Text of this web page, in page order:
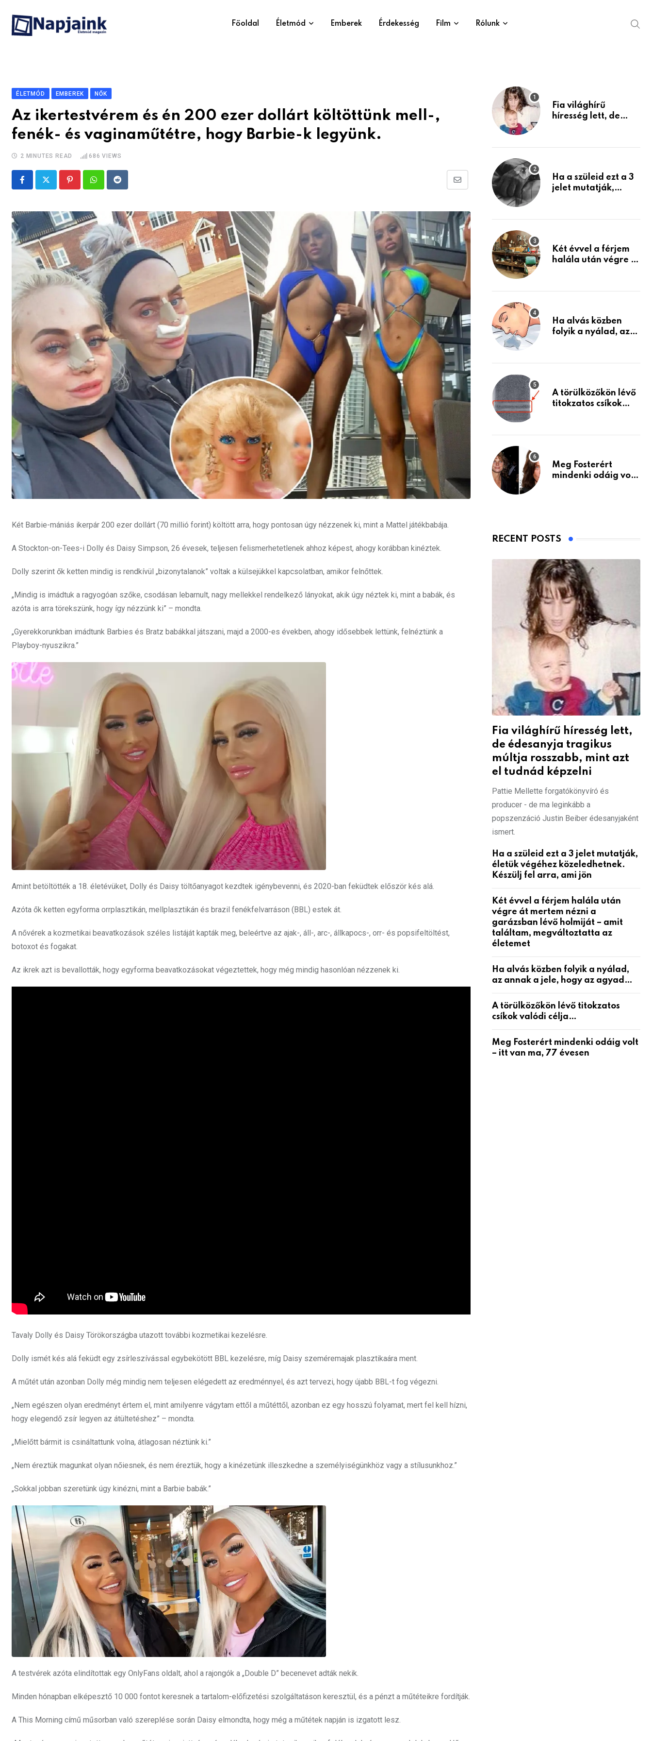
content
Főoldal Életmód Emberek Érdekesség Film Rólunk
ÉLETMÓD EMBEREK NŐK
Az ikertestvérem és én 200 ezer dollárt költöttünk mell-,
fenék- és vaginaműtétre, hogy Barbie-k legyünk.
2 MINUTES READ 686 VIEWS
PinterestWhatsappReddit
Share
Email
Két Barbie-mániás ikerpár 200 ezer dollárt (70 millió forint) költött arra, hogy pontosan úgy nézzenek ki, mint a Mattel játékbabája.
A Stockton-on-Tees-i Dolly és Daisy Simpson, 26 évesek, teljesen felismerhetetlenek ahhoz képest, ahogy korábban kinéztek.
Dolly szerint ők ketten mindig is rendkívül „bizonytalanok” voltak a külsejükkel kapcsolatban, amikor felnőttek.
„Mindig is imádtuk a ragyogóan szőke, csodásan lebarnult, nagy mellekkel rendelkező lányokat, akik úgy néztek ki, mint a babák, és
azóta is arra törekszünk, hogy így nézzünk ki” – mondta.
„Gyerekkorunkban imádtunk Barbies és Bratz babákkal játszani, majd a 2000-es években, ahogy idősebbek lettünk, felnéztünk a
Playboy-nyuszikra.”
Amint betöltötték a 18. életévüket, Dolly és Daisy töltőanyagot kezdtek igénybevenni, és 2020-ban feküdtek először kés alá.
Azóta ők ketten egyforma orrplasztikán, mellplasztikán és brazil fenékfelvarráson (BBL) estek át.
A nővérek a kozmetikai beavatkozások széles listáját kapták meg, beleértve az ajak-, áll-, arc-, állkapocs-, orr- és popsifeltöltést,
botoxot és fogakat.
Az ikrek azt is bevallották, hogy egyforma beavatkozásokat végeztettek, hogy még mindig hasonlóan nézzenek ki.
Tavaly Dolly és Daisy Törökországba utazott további kozmetikai kezelésre.
Dolly ismét kés alá feküdt egy zsírleszívással egybekötött BBL kezelésre, míg Daisy szeméremajak plasztikaára ment.
A műtét után azonban Dolly még mindig nem teljesen elégedett az eredménnyel, és azt tervezi, hogy újabb BBL-t fog végezni.
„Nem egészen olyan eredményt értem el, mint amilyenre vágytam ettől a műtéttől, azonban ez egy hosszú folyamat, mert fel kell hízni,
hogy elegendő zsír legyen az átültetéshez” – mondta.
„Mielőtt bármit is csináltattunk volna, átlagosan néztünk ki.”
„Nem éreztük magunkat olyan nőiesnek, és nem éreztük, hogy a kinézetünk illeszkedne a személyiségünkhöz vagy a stílusunkhoz.”
„Sokkal jobban szeretünk úgy kinézni, mint a Barbie babák.”
A testvérek azóta elindítottak egy OnlyFans oldalt, ahol a rajongók a „Double D” becenevet adták nekik.
Minden hónapban elképesztő 10 000 fontot keresnek a tartalom-előfizetési szolgáltatáson keresztül, és a pénzt a műtéteikre fordítják.
A This Morning című műsorban való szereplése során Daisy elmondta, hogy még a műtétek napján is izgatott lesz.
Fia világhírű
híresség lett, de
mint azt el tudnád
Ha a szüleid ezt a 3
jelet mutatják,
Készülj fel arra, ami
Két évvel a férjem
halála után végre át
holmiját – amit
életemet
Ha alvás közben
folyik a nyálad, az
A törülközőkön lévő
titokzatos csíkok
Meg Fosterért
mindenki odáig volt
RECENT POSTS
Fia világhírű híresség lett,
de édesanyja tragikus
múltja rosszabb, mint azt
el tudnád képzelni
Pattie Mellette forgatókönyvíró és
producer - de ma leginkább a
popszenzáció Justin Beiber édesanyjaként
ismert.
Ha a szüleid ezt a 3 jelet mutatják,
életük végéhez közeledhetnek.
Készülj fel arra, ami jön
Két évvel a férjem halála után
végre át mertem nézni a
garázsban lévő holmiját – amit
találtam, megváltoztatta az
életemet
Ha alvás közben folyik a nyálad,
az annak a jele, hogy az agyad…
A törülközőkön lévő titokzatos
csíkok valódi célja…
Meg Fosterért mindenki odáig volt
– itt van ma, 77 évesen